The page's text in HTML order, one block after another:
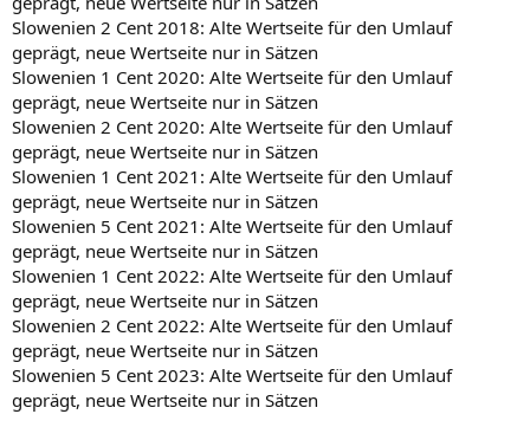
Slowenien 2 Cent 2018: Alte Wertseite für den Umlauf
geprägt, neue Wertseite nur in Sätzen
Slowenien 1 Cent 2020: Alte Wertseite für den Umlauf
geprägt, neue Wertseite nur in Sätzen
Slowenien 2 Cent 2020: Alte Wertseite für den Umlauf
geprägt, neue Wertseite nur in Sätzen
Slowenien 1 Cent 2021: Alte Wertseite für den Umlauf
geprägt, neue Wertseite nur in Sätzen
Slowenien 5 Cent 2021: Alte Wertseite für den Umlauf
geprägt, neue Wertseite nur in Sätzen
Slowenien 1 Cent 2022: Alte Wertseite für den Umlauf
geprägt, neue Wertseite nur in Sätzen
Slowenien 2 Cent 2022: Alte Wertseite für den Umlauf
geprägt, neue Wertseite nur in Sätzen
Slowenien 5 Cent 2023: Alte Wertseite für den Umlauf
geprägt, neue Wertseite nur in Sätzen